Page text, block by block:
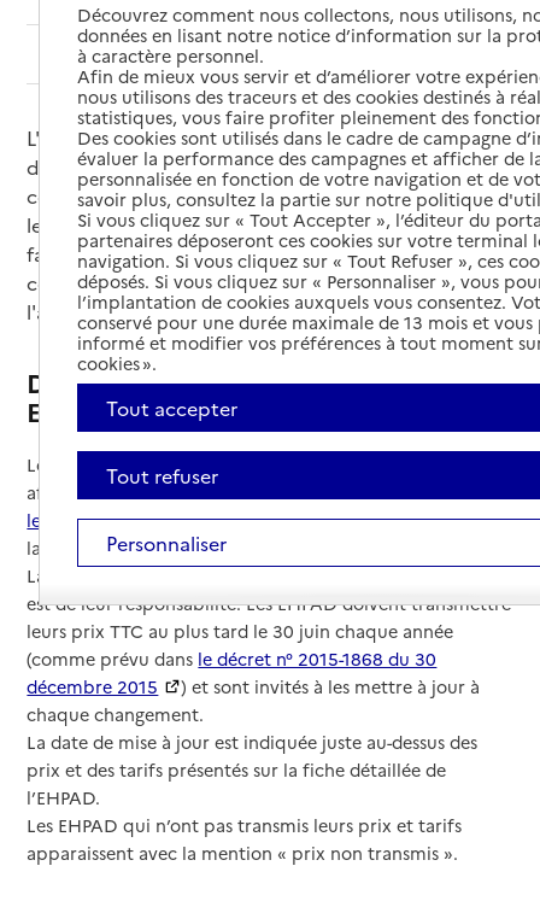
Sommaire
L'annuaire des EHPAD (établissements
d'hébergement pour personnes âgées dépendantes)
contient des informations sur les prix hébergement,
les prestations associées et les tarifs dépendance
facturés aux résidents. Cette page explique
comment ces informations apparaissent dans
l'annuaire et à quoi elles correspondent.
D’où proviennent les prix et tarifs des
EHPAD ?
Les prix hébergement, tarifs dépendance et prestations
affichés dans l’annuaire des EHPAD
les-personnes-agees.gouv.frsont transmis par les EHPAD à
la CNSA (Caisse nationale de solidarité pour l'autonomie).
La transmission de ces informations, notamment des prix,
est de leur responsabilité. Les EHPAD doivent transmettre
leurs prix TTC au plus tard le 30 juin chaque année
(comme prévu dans le décret n° 2015-1868 du 30
décembre 2015
) et sont invités à les mettre à jour à
chaque changement.
La date de mise à jour est indiquée juste au-dessus des
prix et des tarifs présentés sur la fiche détaillée de
l’EHPAD.
Les EHPAD qui n’ont pas transmis leurs prix et tarifs
apparaissent avec la mention « prix non transmis ».
Découvrez comment nous collectons, nous utilisons,
données en lisant notre notice d’information sur la
à caractère personnel.
Afin de mieux vous servir et d’améliorer votre
nous utilisons des traceurs et des cookies destinés à
statistiques, vous faire profiter pleinement des
Des cookies sont utilisés dans le cadre de campagne
évaluer la performance des campagnes et afficher de
personnalisée en fonction de votre navigation et de
savoir plus, consultez la partie sur notre politique
Si vous cliquez sur « Tout Accepter », l’éditeur du
partenaires déposeront ces cookies sur votre terminal
navigation. Si vous cliquez sur « Tout Refuser », ces
déposés. Si vous cliquez sur « Personnaliser », vous
l’implantation de cookies auxquels vous consentez.
conservé pour une durée maximale de 13 mois et
informé et modifier vos préférences à tout moment
cookies ».
Tout accepter
Tout refuser
Personnaliser